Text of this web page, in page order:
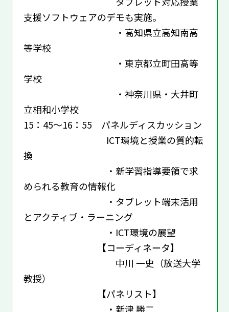
支援ソフトウェアのデモも実施。
・高知県立高知南高
等学校
・東京都立町田高等
学校
・神奈川県・大井町
立相和小学校
15：45～16：55 パネルディスカッション
ICT環境と授業の質的転
換
・新学習指導要領で求
められる教育の情報化
・タブレット端末活用
とアクティブ・ラーニング
・ICT環境の展望
【コーディネータ】
中川 一史（放送大学
教授）
【パネリスト】
・新津 勝二